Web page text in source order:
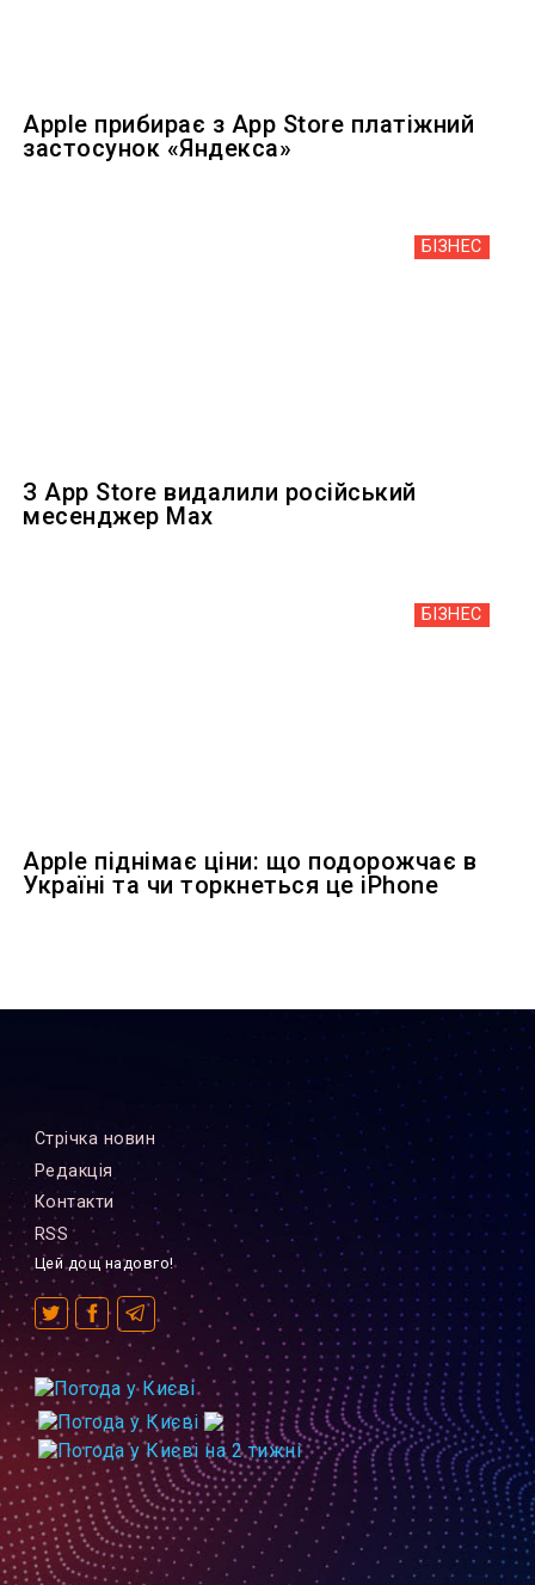
Apple прибирає з App Store платіжний
застосунок «Яндекса»
БІЗНЕС
З App Store видалили російський
месенджер Max
БІЗНЕС
Apple піднімає ціни: що подорожчає в
Україні та чи торкнеться це iPhone
Стрiчка новин
Редакцiя
Контакти
RSS
Цей дощ надовго!